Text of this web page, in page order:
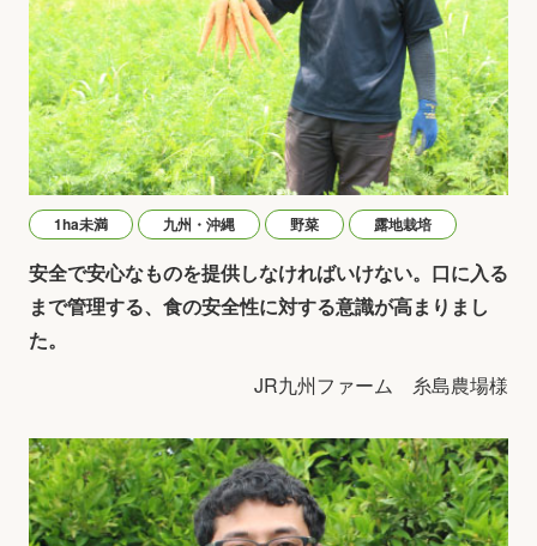
安全で安心なものを提供しなければいけない。口に入る
まで管理する、食の安全性に対する意識が高まりまし
た。
JR九州ファーム 糸島農場様
1ha未満 九州・沖縄 野菜 露地栽培